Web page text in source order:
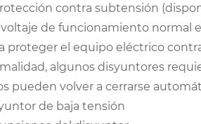
contra subtensión
de funcionamiento normal
proteger el equipo eléctrico
algunos disyuntores
pueden volver a cerrarse
de baja tensión